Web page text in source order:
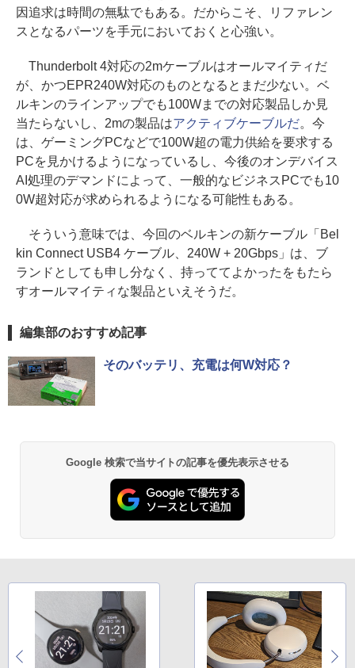
因追求は時間の無駄でもある。だからこそ、リファレン
スとなるパーツを手元においておくと心強い。
Thunderbolt 4対応の2mケーブルはオールマイティだ
が、かつEPR240W対応のものとなるとまだ少ない。ベ
ルキンのラインアップでも100Wまでの対応製品しか見
当たらないし、2mの製品はアクティブケーブルだ。今
は、ゲーミングPCなどで100W超の電力供給を要求する
PCを見かけるようになっているし、今後のオンデバイス
AI処理のデマンドによって、一般的なビジネスPCでも10
0W超対応が求められるようになる可能性もある。
そういう意味では、今回のベルキンの新ケーブル「Bel
kin Connect USB4 ケーブル、240W + 20Gbps」は、ブ
ランドとしても申し分なく、持っててよかったをもたら
すオールマイティな製品といえそうだ。
編集部のおすすめ記事
そのバッテリ、充電は何W対応？
Google 検索で当サイトの記事を優先表示させる